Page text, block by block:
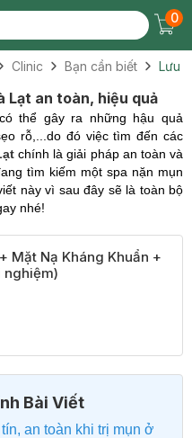
0
Clinic Bạn cần biết Lưu
Lạt an toàn, hiệu quả
thể gây ra những hậu quả
rỗ,...do đó việc tìm đến các
chính là giải pháp an toàn và
tìm kiếm một spa nặn mụn
này vì sau đây sẽ là toàn bộ
nhé!
Mặt Nạ Kháng Khuẩn +
nghiệm)
Bài Viết
an toàn khi trị mụn ở